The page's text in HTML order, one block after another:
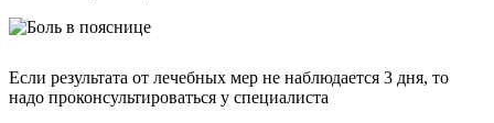
Если результата от лечебных мер не наблюдается 3 дня, то
надо проконсультироваться у специалиста